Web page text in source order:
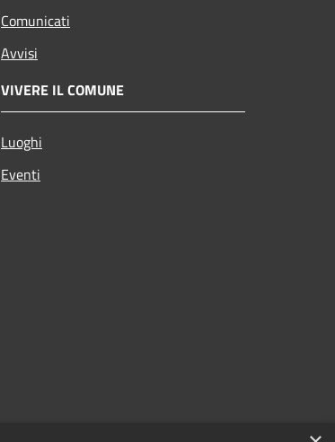
Comunicati
Avvisi
VIVERE IL COMUNE
Luoghi
Eventi